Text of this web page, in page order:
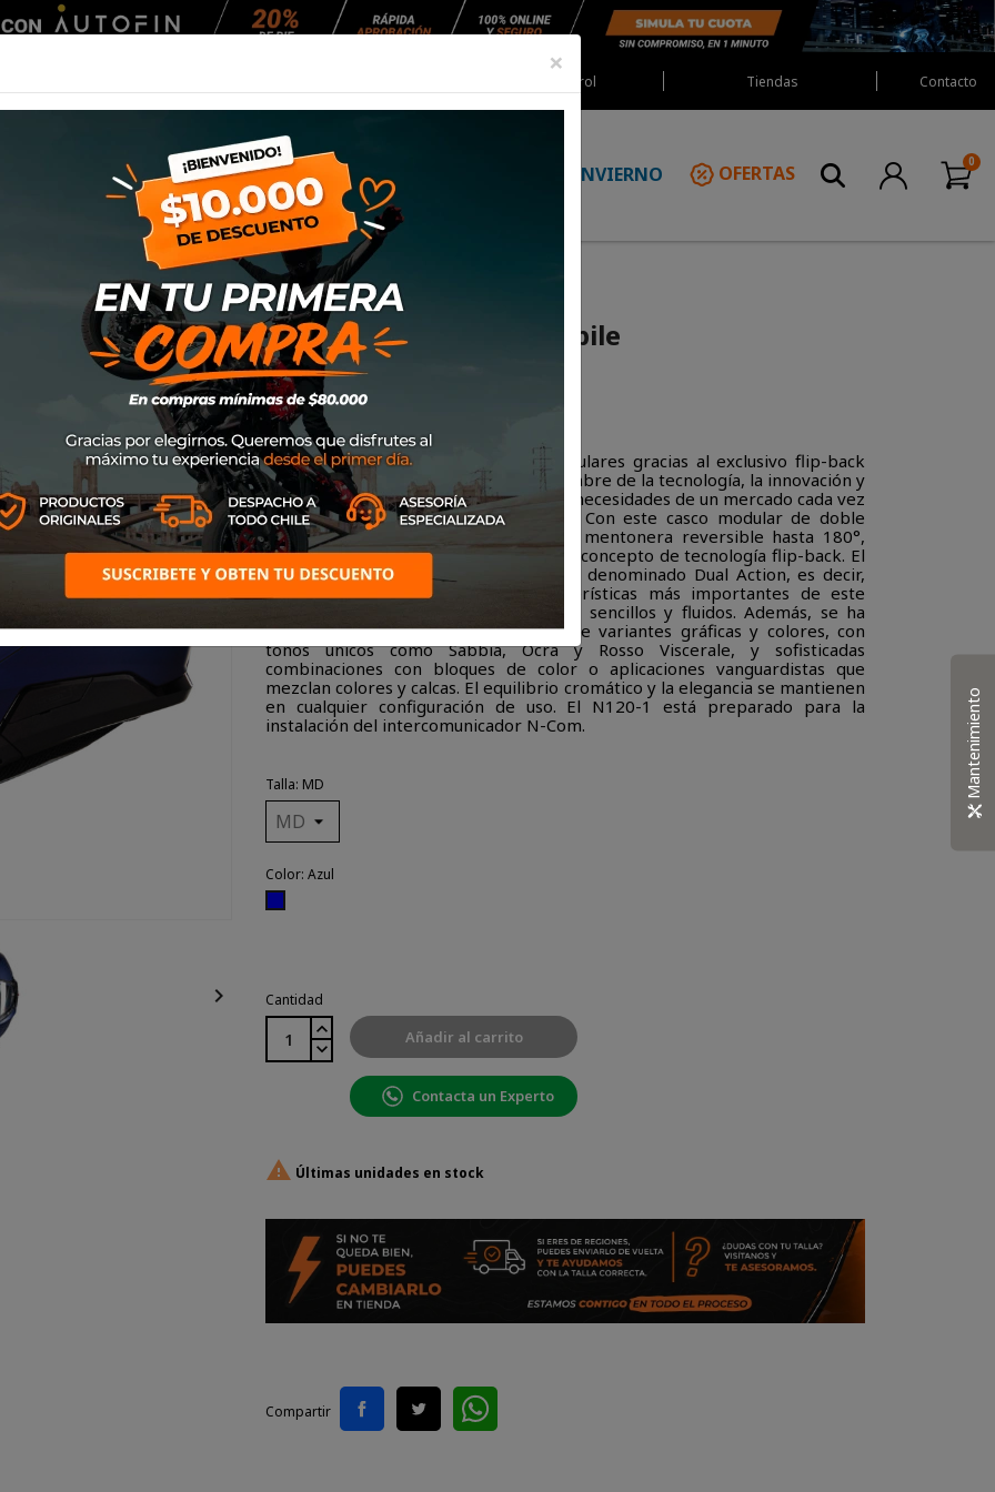
Red Castrol Tiendas Contacto
EQUIPAMIENTO NEUMÁTICOS MANTENCIÓN INVIERNO OFERTAS
N120-1 Nobile

Casco Nolan N120-1 Nobile
SKUN1F001735313
$419.000
Nolan conquista el mundo de los modulares gracias al exclusivo flip-back
N120-1, un casco que representa la cumbre de la tecnología, la innovación y
el diseño, creado para responder a las necesidades de un mercado cada vez
más orientado a las motos crossover. Con este casco modular de doble
homologación, integral (P) y jet (J), y mentonera reversible hasta 180°,
Nolan rompe moldes con su innovador concepto de tecnología flip-back. El
sistema de apertura de la mentonera, denominado Dual Action, es decir,
doble palanca, es una de las características más importantes de este
modelo, con una apertura y un cierre sencillos y fluidos. Además, se ha
explorado a fondo en la realización de variantes gráficas y colores, con
tonos únicos como Sabbia, Ocra y Rosso Viscerale, y sofisticadas
combinaciones con bloques de color o aplicaciones vanguardistas que
mezclan colores y calcas. El equilibrio cromático y la elegancia se mantienen
en cualquier configuración de uso. El N120-1 está preparado para la
instalación del intercomunicador N-Com.
Talla: MD
Color: Azul
Cantidad
Añadir al carrito
Contacta un Experto
 Últimas unidades en stock
Compartir
×
Mantenimiento